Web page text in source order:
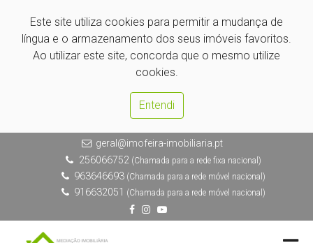
Este site utiliza cookies para permitir a mudança de
língua e o armazenamento dos seus imóveis favoritos.
Ao utilizar este site, concorda que o mesmo utilize
cookies.
Entendi
geral@imofeira-imobiliaria.pt
256066752(Chamada para a rede fixa nacional)
963646693 (Chamada para a rede móvel nacional)
916632051 (Chamada para a rede móvel nacional)